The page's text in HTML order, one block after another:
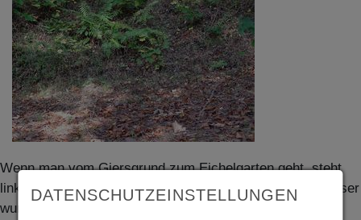
Wenn man vom Giersgrund zum Eichelgarten geht, steht
links oben an der Böschung der "Krenesophenstein". Dieser
wurde von der 1902 gegründeten Schülervereinigung des
DATENSCHUTZEINSTELLUNGEN